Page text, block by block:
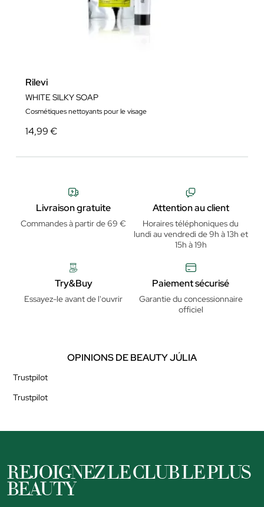
Rilevi
WHITE SILKY SOAP
Cosmétiques nettoyants pour le visage
14,99 €
Livraison gratuite
Commandes à partir de 69 €
Attention au client
Horaires téléphoniques du
lundi au vendredi de 9h à 13h et
15h à 19h
Try&Buy
Essayez-le avant de l'ouvrir
Paiement sécurisé
Garantie du concessionnaire
officiel
OPINIONS DE BEAUTY JÚLIA
Trustpilot
Trustpilot
REJOIGNEZ LE CLUB LE PLUS
BEAUTY